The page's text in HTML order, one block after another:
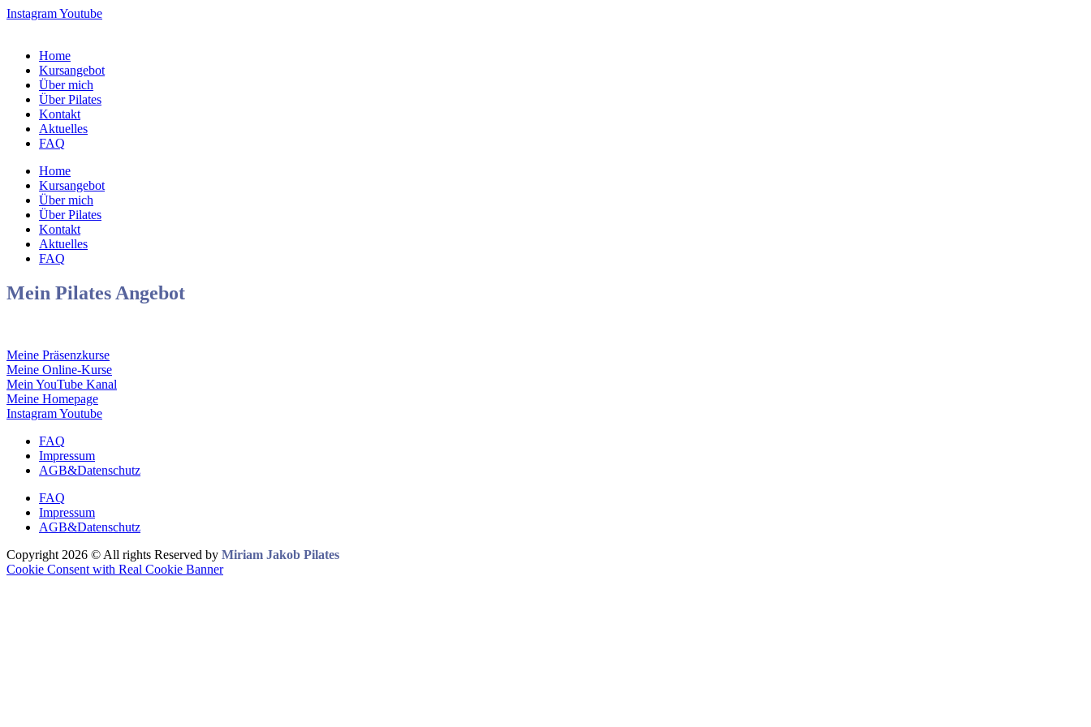
Skip
InstagramYoutube
Home
Kursangebot
Über mich
Über Pilates
Kontakt
Aktuelles
FAQ
Home
Kursangebot
Über mich
Über Pilates
Kontakt
Aktuelles
FAQ
Mein Pilates Angebot
Meine Präsenzkurse
Meine Online-Kurse
Mein YouTube Kanal
Meine Homepage
InstagramYoutube
FAQ
Impressum
AGB&Datenschutz
FAQ
Impressum
AGB&Datenschutz
Copyright 2026 © All rights Reserved by Miriam Jakob Pilates
Cookie Consent with Real Cookie Banner